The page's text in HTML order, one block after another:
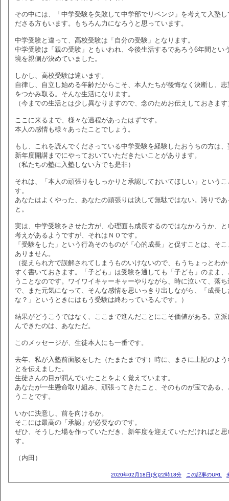
その中には、「中学受験を失敗して中学部でリベンジ」を考えて入塾し
ださる方もいます。もちろん力になろうと思っています。
中学受験と違って、高校受験は「自分の受験」となります。
中学受験は「親の受験」ともいわれ、今後生活するであろう6年間とい
境を親側が決めていました。
しかし、高校受験は違います。
自律し、自立し始める年齢だからこそ、本人たちが後悔なく決断し、志
をつかみ取る。そんな生活になります。
（今までの生活とは少し異なりますので、念のためお伝えしておきます
ここに来るまで、様々な過程があったはずです。
本人の感情も様々あったことでしょう。
もし、これを読んでくださっている中学受験を経験したおうちの方は、
新年度開講までにやっておいていただきたいことがあります。
（私たちの塾に入塾しない方でも是非）
それは、「本人の頑張りをしっかりと承認しておいてほしい」というこ
す。
あなたはよくやった、あなたの頑張りは決して無駄ではない。誇りであ
と。
実は、中学受験をさせた方が、心理面も成長するのではなかろうか、と
考えがあるようですが、それはＮＯです。
「受験をした」という行為そのものが「心的成長」と促すことは、そ
ありません。
（捉えられ方で誤解されてしまうものいけないので、もうちょっとわ
すく書いておきます。「子ども」は受験を通しても「子ども」のまま、
うことなのです。ワイワイキャーキャーやりながら、時に泣いて、落ち
で、また元気になって、そんな感情を思いっきり出しながら、「成長し
な？」というときにはもう受験は終わっているんです。）
結果がどうこうではなく、ここまで進んだことにこそ価値がある。立派
んできたのは、あなただ。
このメッセージが、生徒本人にも一番です。
去年、私が入塾前面談をした（たまたまです）時に、まさに上記のよう
とを伝えました。
生徒さんの目が潤んでいたことをよく覚えています。
あなたが一生懸命取り組み、頑張ってきたこと、そのものが宝である、
うことです。
いかに決意し、前を向けるか。
そこには最高の「承認」が必要なのです。
ぜひ、そうした場を作っていただき、新年度を迎えていただければと思
す。
（内田）
2020年02月18日(火)22時18分 この記事のURL